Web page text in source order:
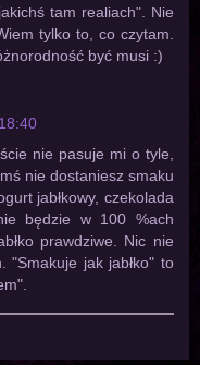
tam realiach". Nie
tylko to, co czytam.
być musi :)
nie pasuje mi o tyle,
nie dostaniesz smaku
jabłkowy, czekolada
będzie w 100 %ach
prawdziwe. Nic nie
"Smakuje jak jabłko" to